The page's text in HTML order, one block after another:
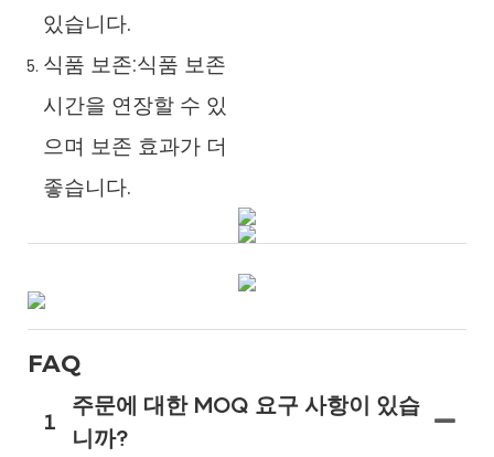
있습니다.
식품 보존:식품 보존
시간을 연장할 수 있
으며 보존 효과가 더
좋습니다.
FAQ
1
주문에 대한 MOQ 요구 사항이 있습
니까?